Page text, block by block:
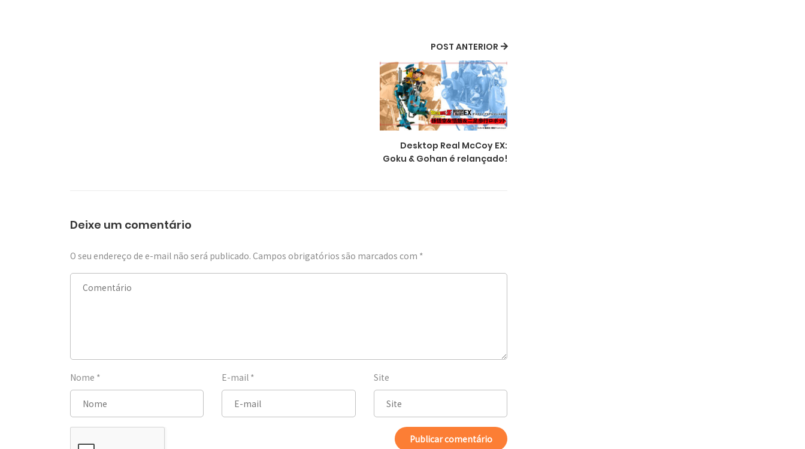
POST ANTERIOR
Desktop Real McCoy EX:
Goku & Gohan é relançado!
Deixe um comentário
O seu endereço de e-mail não será publicado. Campos obrigatórios são marcados com *
Nome * E-mail * Site